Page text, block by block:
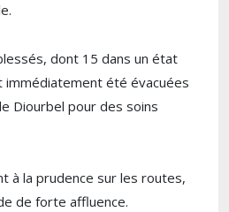
dont 15 dans un état
immédiatement été évacuées
Diourbel pour des soins
à la prudence sur les routes,
de forte affluence.